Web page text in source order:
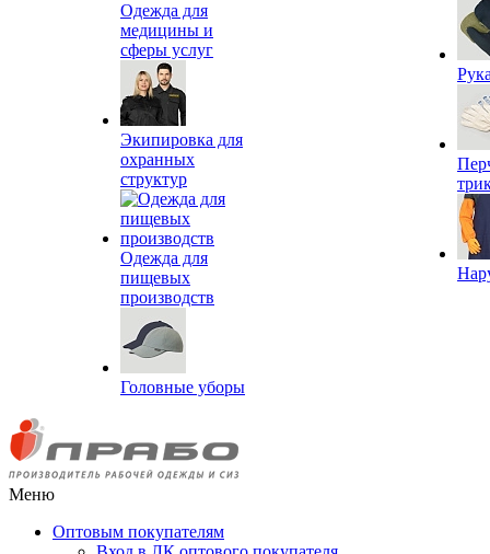
Одежда для
медицины и
сферы услуг
Экипировка для
охранных
структур
Одежда для
пищевых
производств
Головные уборы
Меню
Оптовым покупателям